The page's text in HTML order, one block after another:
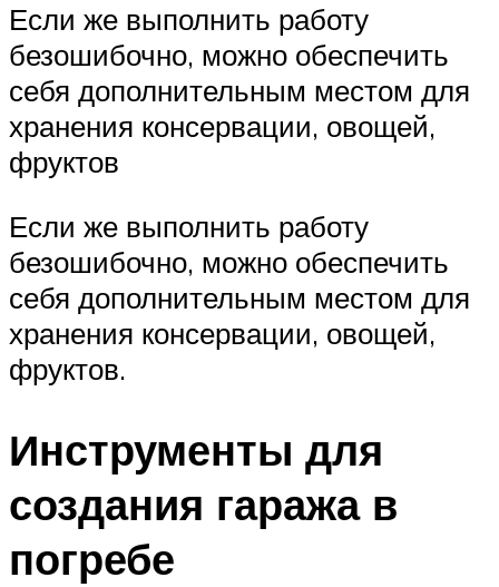
Если же выполнить работу
безошибочно, можно обеспечить
себя дополнительным местом для
хранения консервации, овощей,
фруктов
Если же выполнить работу
безошибочно, можно обеспечить
себя дополнительным местом для
хранения консервации, овощей,
фруктов.
Инструменты для
создания гаража в
погребе